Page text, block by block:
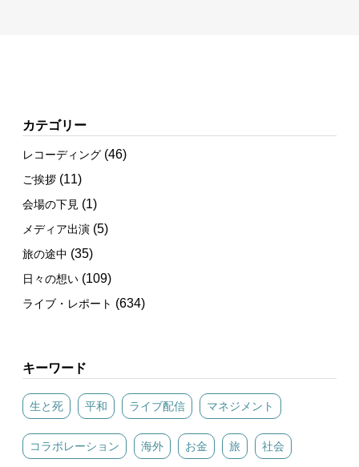
カテゴリー
レコーディング (46)
ご挨拶 (11)
会場の下見 (1)
メディア出演 (5)
旅の途中 (35)
日々の想い (109)
ライブ・レポート (634)
キーワード
生と死 平和 ライブ配信 マネジメント
コラボレーション 海外 お金 旅 社会